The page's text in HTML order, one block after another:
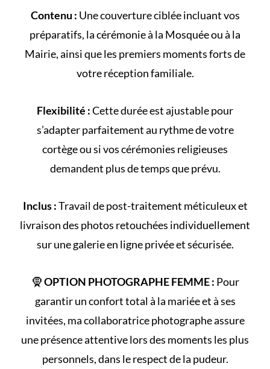
Contenu : Une couverture ciblée incluant vos
préparatifs, la cérémonie à la Mosquéeou à la
Mairie, ainsi que les premiers moments forts de
votreréception familiale.
Flexibilité :Cette durée est ajustable pour
s’adapter parfaitement au rythme de votre
cortègeou si vos cérémonies religieuses
demandent plus de temps que prévu.
Inclus :Travail de post-traitement méticuleux et
livraison des photos retouchées individuellement
sur une galerie en ligne privée et sécurisée.
🧕OPTION PHOTOGRAPHE FEMME : Pour
garantir un confort total à la mariée et à ses
invitées, ma collaboratrice photographe assure
une présence attentive lors des moments les plus
personnels, dans le respect de la pudeur.